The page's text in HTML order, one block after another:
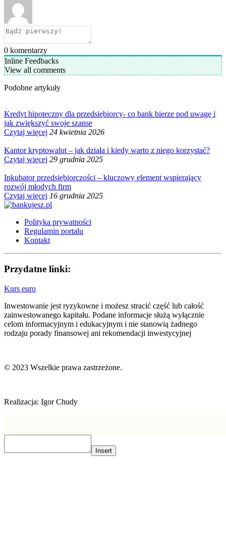
0 komentarzy
Inline Feedbacks
View all comments
Podobne artykuły
Kredyt hipoteczny dla przedsiębiorcy- co bank bierze pod uwagę i
jak zwiększyć swoje szanse
Czytaj więcej 24 kwietnia 2026
Kantor kryptowalut – jak działa i kiedy warto z niego korzystać?
Czytaj więcej 29 grudnia 2025
Inkubator przedsiębiorczości – kluczowy element wspierający
rozwój młodych firm
Czytaj więcej 16 grudnia 2025
Polityka prywatności
Regulamin portalu
Kontakt
Przydatne linki:
Kurs euro
Inwestowanie jest ryzykowne i możesz stracić część lub całość
zainwestowanego kapitału. Podane informacje służą wyłącznie
celom informacyjnym i edukacyjnym i nie stanowią żadnego
rodzaju porady finansowej ani rekomendacji inwestycyjnej
© 2023 Wszelkie prawa zastrzeżone.
Realizacja: Igor Chudy
Insert